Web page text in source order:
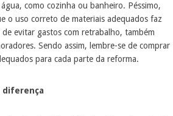
como cozinha ou banheiro. Péssimo,
o uso correto de materiais adequados faz
evitar gastos com retrabalho, também
Sendo assim, lembre-se de comprar
para cada parte da reforma.
diferença